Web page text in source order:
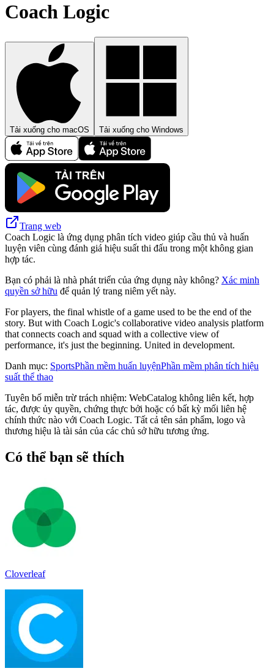
Coach Logic
Tải xuống cho macOS Tải xuống cho Windows
Trang web
Coach Logic là ứng dụng phân tích video giúp cầu thủ và huấn
luyện viên cùng đánh giá hiệu suất thi đấu trong một không gian
hợp tác.
Bạn có phải là nhà phát triển của ứng dụng này không? Xác minh
quyền sở hữu để quản lý trang niêm yết này.
For players, the final whistle of a game used to be the end of the
story. But with Coach Logic's collaborative video analysis platform
that connects coach and squad with a collective view of
performance, it's just the beginning. United in development.
Danh mục: SportsPhần mềm huấn luyệnPhần mềm phân tích hiệu
suất thể thao
Tuyên bố miễn trừ trách nhiệm: WebCatalog không liên kết, hợp
tác, được ủy quyền, chứng thực bởi hoặc có bất kỳ mối liên hệ
chính thức nào với Coach Logic. Tất cả tên sản phẩm, logo và
thương hiệu là tài sản của các chủ sở hữu tương ứng.
Có thể bạn sẽ thích
Cloverleaf